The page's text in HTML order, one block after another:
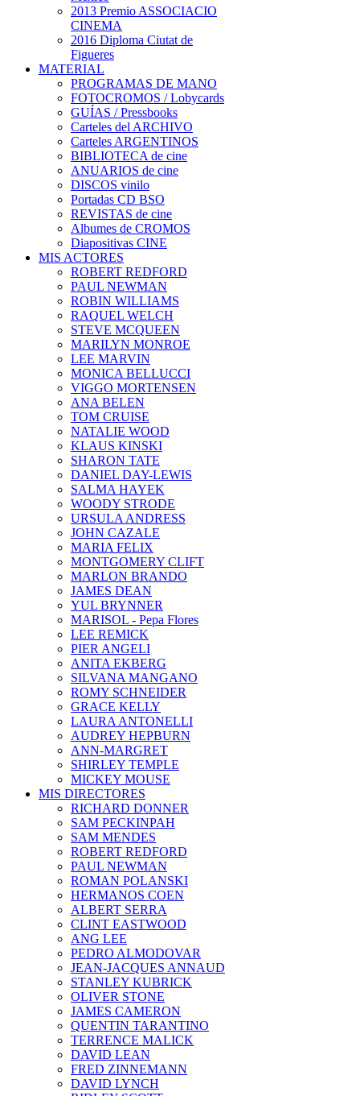
2013 Premio ASSOCIACIO
CINEMA
2016 Diploma Ciutat de
Figueres
MATERIAL
PROGRAMAS DE MANO
FOTOCROMOS / Lobycards
GUÍAS / Pressbooks
Carteles del ARCHIVO
Carteles ARGENTINOS
BIBLIOTECA de cine
ANUARIOS de cine
DISCOS vinilo
Portadas CD BSO
REVISTAS de cine
Albumes de CROMOS
Diapositivas CINE
MIS ACTORES
ROBERT REDFORD
PAUL NEWMAN
ROBIN WILLIAMS
RAQUEL WELCH
STEVE MCQUEEN
MARILYN MONROE
LEE MARVIN
MONICA BELLUCCI
VIGGO MORTENSEN
ANA BELEN
TOM CRUISE
NATALIE WOOD
KLAUS KINSKI
SHARON TATE
DANIEL DAY-LEWIS
SALMA HAYEK
WOODY STRODE
URSULA ANDRESS
JOHN CAZALE
MARIA FELIX
MONTGOMERY CLIFT
MARLON BRANDO
JAMES DEAN
YUL BRYNNER
MARISOL - Pepa Flores
LEE REMICK
PIER ANGELI
ANITA EKBERG
SILVANA MANGANO
ROMY SCHNEIDER
GRACE KELLY
LAURA ANTONELLI
AUDREY HEPBURN
ANN-MARGRET
SHIRLEY TEMPLE
MICKEY MOUSE
MIS DIRECTORES
RICHARD DONNER
SAM PECKINPAH
SAM MENDES
ROBERT REDFORD
PAUL NEWMAN
ROMAN POLANSKI
HERMANOS COEN
ALBERT SERRA
CLINT EASTWOOD
ANG LEE
PEDRO ALMODOVAR
JEAN-JACQUES ANNAUD
STANLEY KUBRICK
OLIVER STONE
JAMES CAMERON
QUENTIN TARANTINO
TERRENCE MALICK
DAVID LEAN
FRED ZINNEMANN
DAVID LYNCH